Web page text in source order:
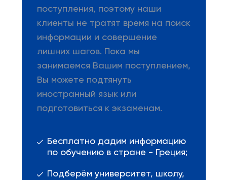
поступления, поэтому наши
клиенты не тратят время на поиск
информации и совершение
лишних шагов. Пока мы
занимаемся Вашим поступлением,
Вы можете подтянуть
иностранный язык или
подготовиться к экзаменам.
Бесплатно дадим информацию
по обучению в стране - Греция;
Подберём университет, школу,